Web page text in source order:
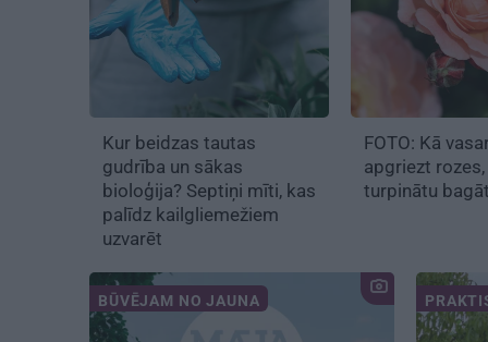
Kur beidzas tautas
gudrība un sākas
bioloģija? Septiņi mīti, kas
palīdz kailgliemežiem
uzvarēt
FOTO: Kā
apgriezt rozes
turpinātu
BŪVĒJAM NO JAUNA